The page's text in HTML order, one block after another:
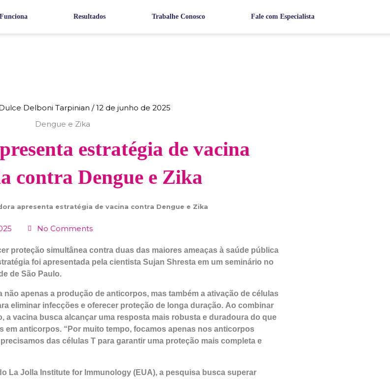
Resultados Trabalhe Conosco Fale com Especialista
Delboni Tarpinian/12 de junho de 2025
estratégia de vacina
contra Dengue e Zika
apresenta estratégia de vacina contra Dengue e Zika
No Comments
proteção simultânea contra duas das maiores ameaças à saúde pública
foi apresentada pela cientista Sujan Shresta em um seminário no
de São Paulo.
apenas a produção de anticorpos, mas também a ativação de células
eliminar infecções e oferecer proteção de longa duração. Ao combinar
vacina busca alcançar uma resposta mais robusta e duradoura do que
em anticorpos. “Por muito tempo, focamos apenas nos anticorpos
das células T para garantir uma proteção mais completa e
La Jolla Institute for Immunology (EUA), a pesquisa busca superar